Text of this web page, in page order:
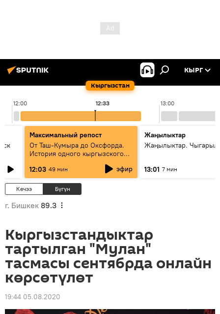
Кыргызстан
КЫРГ
12:00 13:00
12:33
Максимальный репост
От Таш-Кумыра до Оксфорда.
История одного кыргызского
12:03 49 мин эфир
Жаңылыктар
Жаңылыктар.
13:01 7 мин
Кечээ Бүгүн
г. Бишкек 89.3
Кыргызстандыктар
тартылган "Мулан"
тасмасы сентябрда онлайн
көрсөтүлөт
19:44 05.08.2020